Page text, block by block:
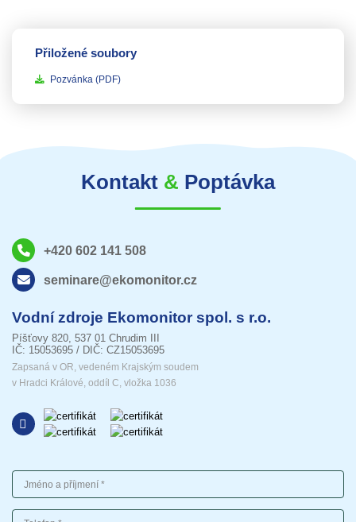
Přiložené soubory
Pozvánka(PDF)
Kontakt & Poptávka
+420 602 141 508
seminare@ekomonitor.cz
Vodní zdroje Ekomonitor spol. s r.o.
Píšťovy 820, 537 01 Chrudim III
IČ: 15053695 / DIČ: CZ15053695
Zapsaná v OR, vedeném Krajským soudem
v Hradci Králové, oddíl C, vložka 1036
Jméno a příjmení
Telefon